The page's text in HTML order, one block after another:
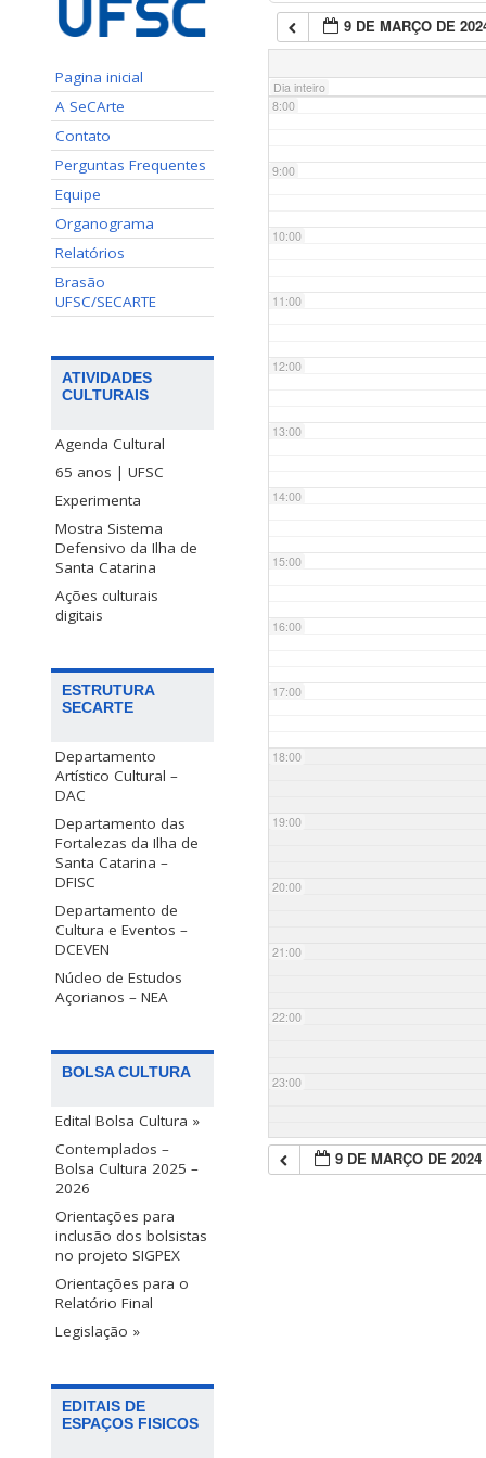
Pagina inicial
A SeCArte
Contato
Perguntas Frequentes
Equipe
Organograma
Relatórios
Brasão
UFSC/SECARTE
ATIVIDADES
CULTURAIS
Agenda Cultural
65 anos | UFSC
Experimenta
Mostra Sistema
Defensivo da Ilha de
Santa Catarina
Ações culturais
digitais
ESTRUTURA
SECARTE
Departamento
Artístico Cultural –
DAC
Departamento das
Fortalezas da Ilha de
Santa Catarina –
DFISC
Departamento de
Cultura e Eventos –
DCEVEN
Núcleo de Estudos
Açorianos – NEA
BOLSA CULTURA
Edital Bolsa Cultura »
Contemplados –
Bolsa Cultura 2025 –
2026
Orientações para
inclusão dos bolsistas
no projeto SIGPEX
Orientações para o
Relatório Final
Legislação »
EDITAIS DE
ESPAÇOS FISICOS
9 DE MARÇO DE
Dia inteiro
7:00
8:00
9:00
10:00
11:00
12:00
13:00
14:00
15:00
16:00
17:00
18:00
19:00
20:00
21:00
22:00
23:00
9 DE MARÇO DE 2024